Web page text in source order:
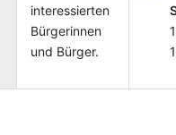
interessierten
Bürgerinnen
und Bürger.